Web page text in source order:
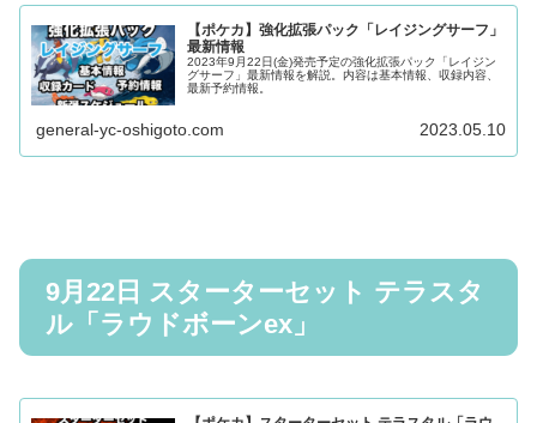
【ポケカ】強化拡張パック「レイジングサーフ」
最新情報
2023年9月22日(金)発売予定の強化拡張パック「レイジン
グサーフ」最新情報を解説。内容は基本情報、収録内容、
最新予約情報。
general-yc-oshigoto.com 2023.05.10
9月22日 スターターセット テラスタ
ル「ラウドボーンex」